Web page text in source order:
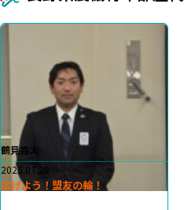
鶴見亮太
2025.07.28
広げよう！盟友の輪！